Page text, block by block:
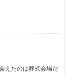
えたのは葬式会場だ